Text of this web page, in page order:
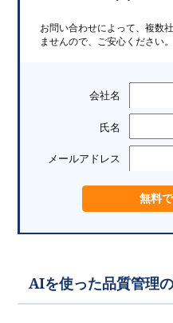
お問い合わせによって、複数
ませんので、ご安心ください。
会社名
氏名
メールアドレス
AIを使った品質管理